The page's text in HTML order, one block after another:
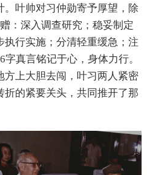
。叶帅对习仲勋寄予厚望，除
：深入调查研究；稳妥制定
行实施；分清轻重缓急；注
真言铭记于心，身体力行。
方上大胆去闯，叶习两人紧密
的紧要关头，共同推开了那